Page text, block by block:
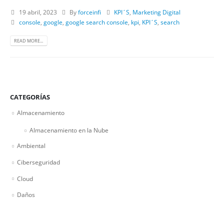
19 abril, 2023 Byforceinfi KPI´S, Marketing Digital
console, google, google search console, kpi, KPI´S, search
READ MORE...
CATEGORÍAS
Almacenamiento
Almacenamiento en la Nube
Ambiental
Ciberseguridad
Cloud
Daños